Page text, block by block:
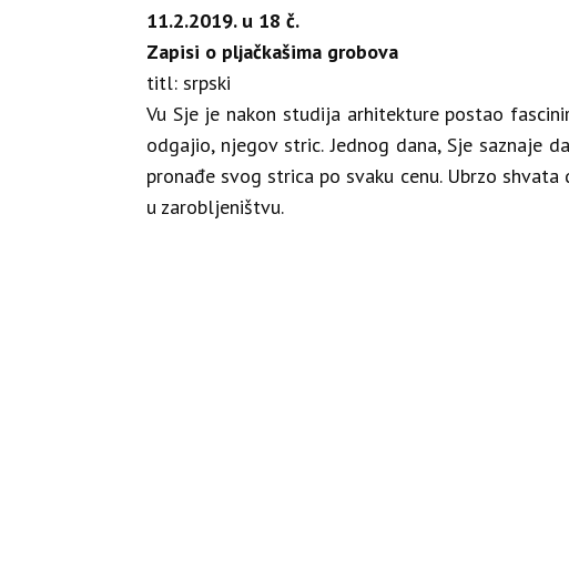
11.2.2019. u 18 č.
Zapisi o pljačkašima grobova
titl: srpski
Vu Sje je nakon studija arhitekture postao
odgajio, njegov stric. Jednog dana, Sje
pronađe svog strica po svaku cenu. Ubrzo
u zarobljeništvu.